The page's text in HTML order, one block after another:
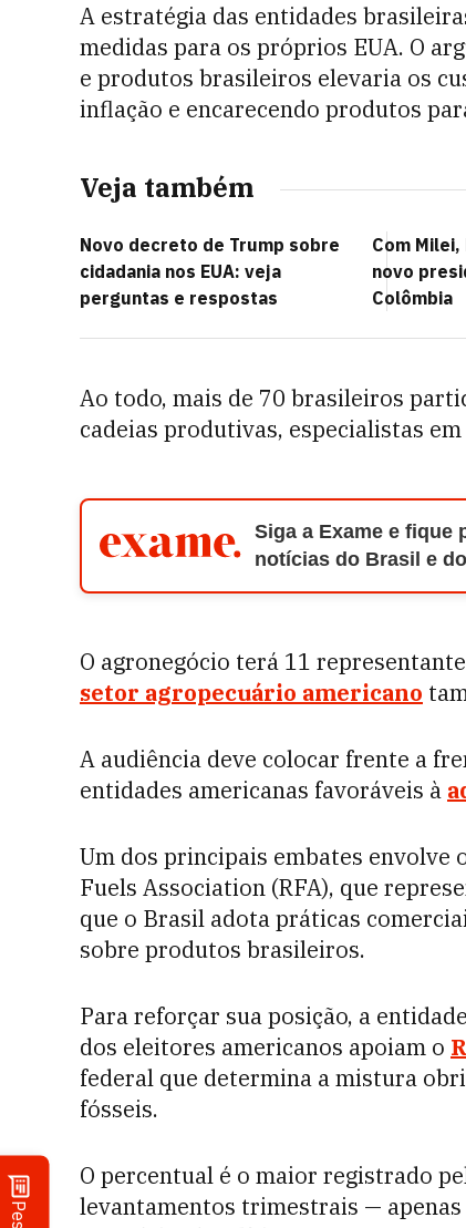
A estratégia das entidades
medidas para os próprios EUA. O
e produtos brasileiros elevaria os
inflação e encarecendo produtos
Veja também
Novo decreto de Trump sobre
cidadania nos EUA: veja
perguntas e respostas
Com
novo
Colômbia
Ao todo, mais de 70 brasileiros
cadeias produtivas, especialistas
Siga a Exame e fique
notícias do Brasil e
O agronegócio terá 11
setor agropecuário americano
A audiência deve colocar frente a
entidades americanas favoráveis à
Um dos principais embates envolve
Fuels Association (RFA), que
que o Brasil adota práticas
sobre produtos brasileiros.
Para reforçar sua posição, a
dos eleitores americanos apoiam o
federal que determina a mistura
fósseis.
O percentual é o maior registrado
levantamentos trimestrais —